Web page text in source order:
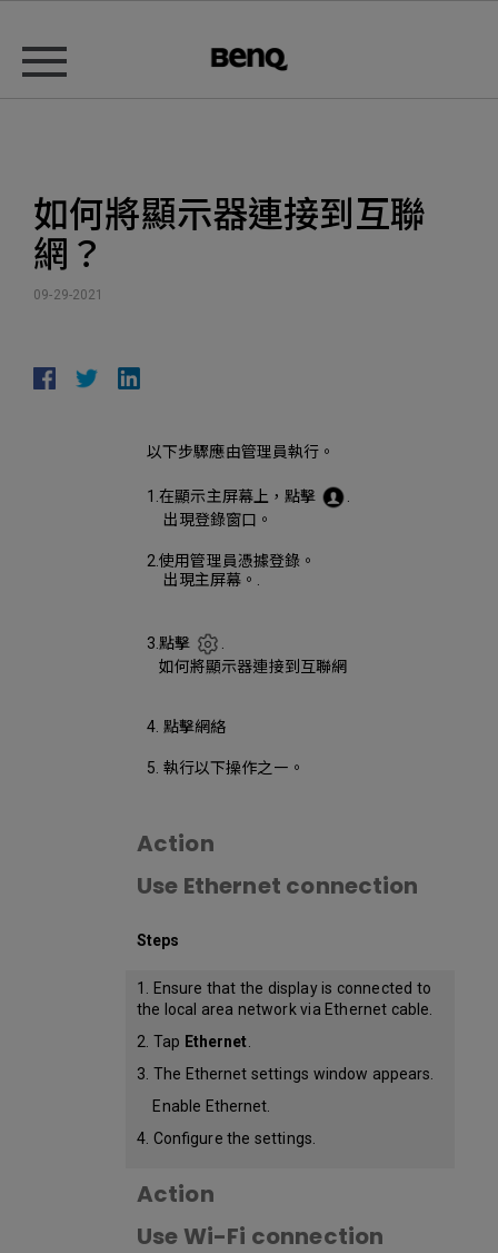
如何將顯示器連接到互聯
網？
09-29-2021
以下步驟應由管理員執行。
1.在顯示主屏幕上，點擊
出現登錄窗口。
2.使用管理員憑據登錄。
出現主屏幕。.
3.點擊
如何將顯示器連接到互聯網
4. 點擊網絡
5. 執行以下操作之一。
Action
Use Ethernet connection
Steps
1. Ensure that the display is connected to
the local area network via Ethernet cable.
2. Tap Ethernet
3. The Ethernet settings window appears.
Enable Ethernet.
4. Configure the settings.
Action
Use Wi-Fi connection